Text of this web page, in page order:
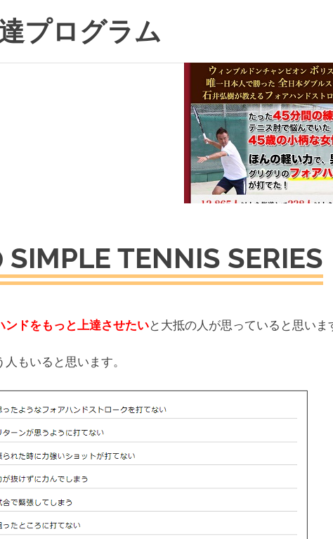
プログラム
TENNIS SERIES
ンドをもっと上達させたいと大抵の人が思っていると思いま
もいると思います。